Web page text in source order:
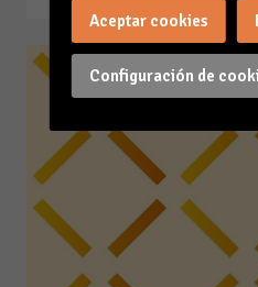
Configuración de
Aceptar cookies